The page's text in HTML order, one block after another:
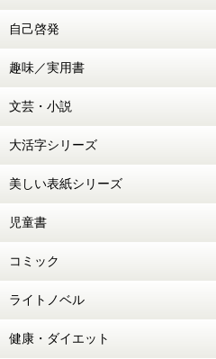
自己啓発
趣味／実用書
文芸・小説
大活字シリーズ
美しい表紙シリーズ
児童書
コミック
ライトノベル
健康・ダイエット